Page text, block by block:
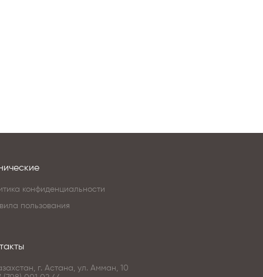
конфиденциальности
пользования
г. Астана, ул. Амман, 10